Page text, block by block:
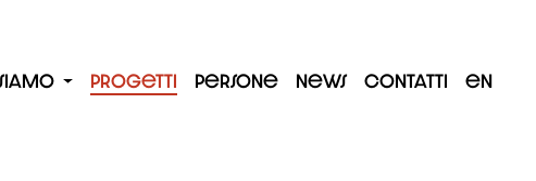
Progetti Persone News Contatti en